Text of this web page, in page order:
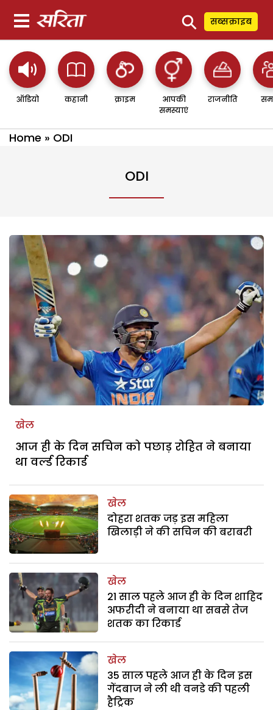
⚲ सब्सक्राइब
ऑडियो कहानी क्राइम
आपकी
समस्याएं
राजनीति
Home » ODI
ODI
खेल
आज ही के दिन सचिन को पछाड़ रोहित ने बनाया
था वर्ल्ड रिकार्ड
खेल
दोहरा शतक जड़ इस महिला
खिलाड़ी ने की सचिन की बराबरी
खेल
21 साल पहले आज ही के दिन शाहिद
अफरीदी ने बनाया था सबसे तेज
शतक का रिकार्ड
खेल
35 साल पहले आज ही के दिन इस
गेंदबाज ने ली थी वनडे की पहली
हैट्रिक